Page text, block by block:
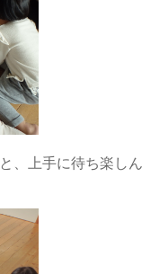
、上手に待ち楽しん